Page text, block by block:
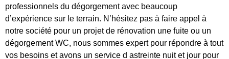
professionnels du dégorgement avec beaucoup
d’expérience sur le terrain. N’hésitez pas à faire appel à
notre société pour un projet de rénovation une fuite ou un
dégorgement WC, nous sommes expert pour répondre à tout
vos besoins et avons un service d astreinte nuit et jour pour